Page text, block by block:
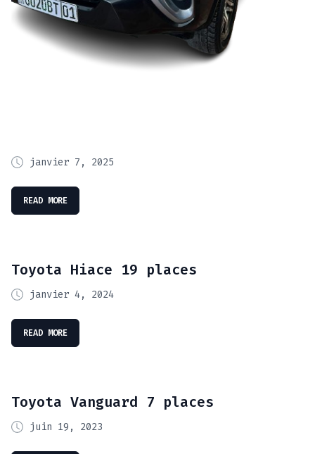
janvier 7, 2025
READ MORE
Toyota Hiace 19 places
janvier 4, 2024
READ MORE
Toyota Vanguard 7 places
juin 19, 2023